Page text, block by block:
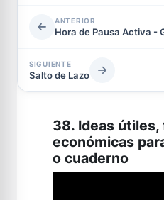
ANTERIOR
Hora de Pausa Activa -
SIGUIENTE
Salto de Lazo
38. Ideas útiles,
económicas
o cuaderno